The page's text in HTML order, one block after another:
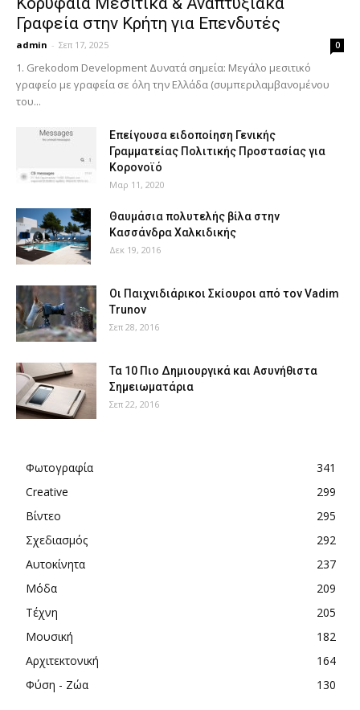
Γραφεία στην Κρήτη για Επενδυτές
admin - Σεπ 17, 2025 0
1. Grekodom Development Δυνατά σημεία: Μεγάλο μεσιτικό
γραφείο με γραφεία σε όλη την Ελλάδα (συμπεριλαμβανομένου
του...
Επείγουσα ειδοποίηση Γενικής
Γραμματείας Πολιτικής Προστασίας για
Κορονοϊό
Μαρ 11, 2020
Θαυμάσια πολυτελής βίλα στην
Κασσάνδρα Χαλκιδικής
Δεκ 19, 2016
Οι Παιχνιδιάρικοι Σκίουροι από τον Vadim
Trunov
Σεπ 28, 2016
Τα 10 Πιο Δημιουργικά και Ασυνήθιστα
Σημειωματάρια
Σεπ 22, 2016
Φωτογραφία
341
Creative
299
Βίντεο
295
Σχεδιασμός
292
Αυτοκίνητα
237
Μόδα
209
Τέχνη
205
Μουσική
182
Αρχιτεκτονική
164
Φύση - Ζώα
130